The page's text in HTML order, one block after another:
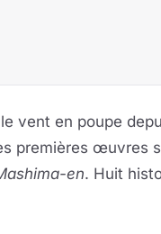
vent en poupe
premières œuvres
en. Huit